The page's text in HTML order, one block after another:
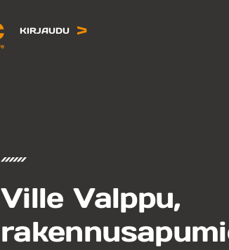
KIRJAUDU
Ville Valppu,